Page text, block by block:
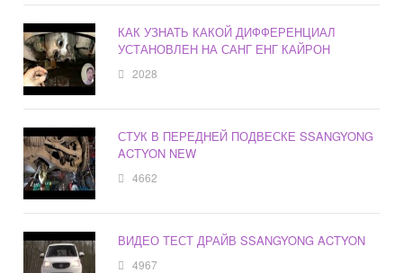
КАК УЗНАТЬ КАКОЙ ДИФФЕРЕНЦИАЛ
УСТАНОВЛЕН НА САНГ ЕНГ КАЙРОН
2028
СТУК В ПЕРЕДНЕЙ ПОДВЕСКЕ SSANGYONG
ACTYON NEW
4662
ВИДЕО ТЕСТ ДРАЙВ SSANGYONG ACTYON
4967